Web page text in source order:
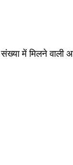
में मिलने वाली